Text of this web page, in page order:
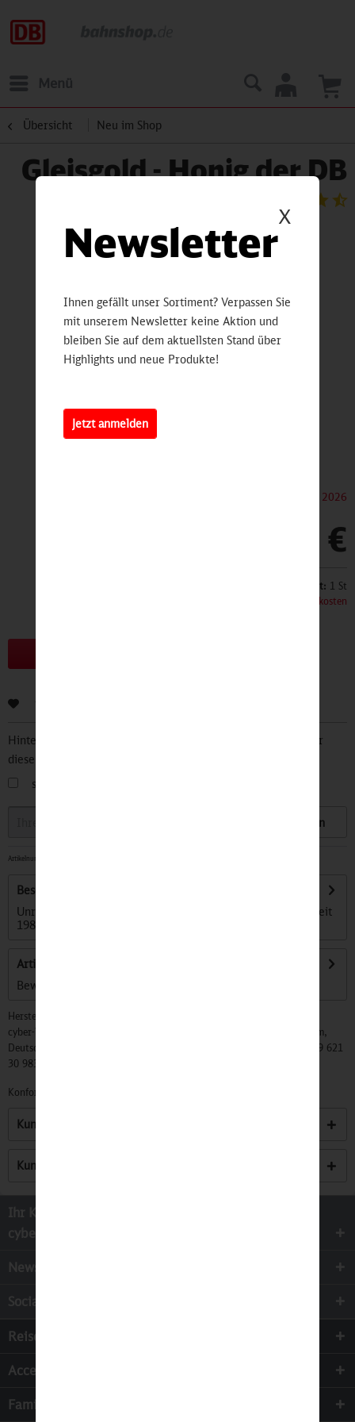
Menü
Übersicht Neu im Shop
Gleisgold - Honig der DB
Dieser Artikel erscheint am 21. September 2026
10,90 €
Inhalt: 1 St
zzgl. Versandkosten
Hinterlegen Sie Ihre Email Adresse und bleiben Sie stets über
diesen Artikel informiert.
sobald der Artikel wieder
Speichern
Artikelnummer:
Beschreibung
Unruhige Zeiten für die Honigbiene. Allein in Europa sind seit
1985 rund 25 Prozent der...
Artikel bewerten
Bewertungen lesen, schreiben und diskutieren...
Hersteller:
cyber-Wear Heidelberg GmbH, Elsa-Brändström-Str. 4, 68229 Mannheim,
Deutschland, Info@mycybergroup.com, https://mycybergroup.com, +49 621
30 983 0
Konformitätserklärungen zu unseren Produkten finden Sie
Kunden kauften auch
Kunden haben sich ebenfalls angesehen
Ihr Kontakt zur
cyber-Wear Heidelberg GmbH
Newsletter
Socialmedia
Reisen
Accessoires
Familie & Kinder
X
Newsletter
Ihnen gefällt unser Sortiment? Verpassen Sie
mit unserem Newsletter keine Aktion und
bleiben Sie auf dem aktuellsten Stand über
Highlights und neue Produkte!
Jetzt anmelden